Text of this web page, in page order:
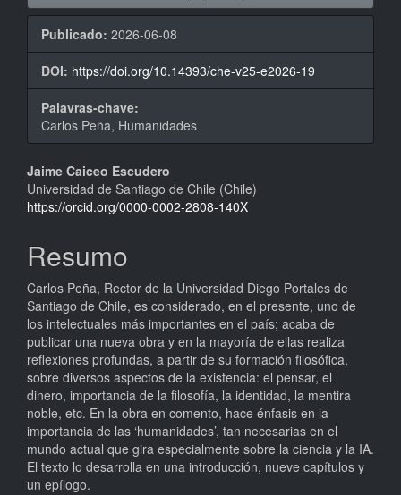
Publicado: 2026-06-08
DOI: https://doi.org/10.14393/che-v25-e2026-19
Palavras-chave:
Carlos Peña, Humanidades
Conteúdo
do
principal
Jaime Caiceo Escudero
Universidad de Santiago de Chile (Chile)
https://orcid.org/0000-0002-2808-140X
Resumo
Carlos Peña, Rector de la Universidad Diego Portales de
Santiago de Chile, es considerado, en el presente, uno de
los intelectuales más importantes en el país; acaba de
publicar una nueva obra y en la mayoría de ellas realiza
reflexiones profundas, a partir de su formación filosófica,
sobre diversos aspectos de la existencia: el pensar, el
dinero, importancia de la filosofía, la identidad, la mentira
noble, etc. En la obra en comento, hace énfasis en la
importancia de las ‘humanidades’, tan necesarias en el
mundo actual que gira especialmente sobre la ciencia y la IA.
El texto lo desarrolla en una introducción, nueve capítulos y
un epílogo.